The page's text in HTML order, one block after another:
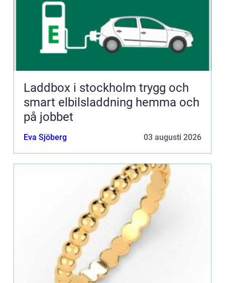
Laddbox i stockholm trygg och
smart elbilsladdning hemma och
på jobbet
Eva Sjöberg 03 augusti 2026